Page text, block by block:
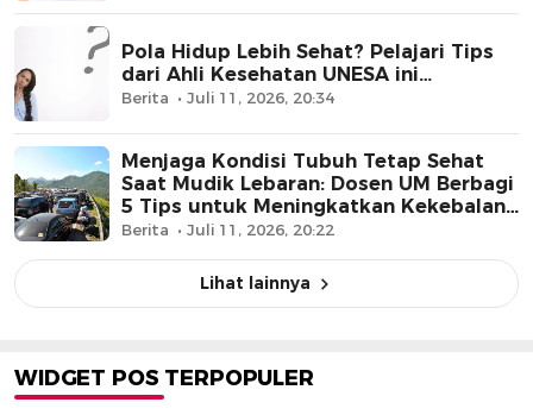
Pola Hidup Lebih Sehat? Pelajari Tips
dari Ahli Kesehatan UNESA ini…
Berita Juli 11, 2026, 20:34
Menjaga Kondisi Tubuh Tetap Sehat
Saat Mudik Lebaran: Dosen UM Berbagi
5 Tips untuk Meningkatkan Kekebalan
Tubuh
Berita Juli 11, 2026, 20:22
Lihat lainnya
WIDGET POS TERPOPULER